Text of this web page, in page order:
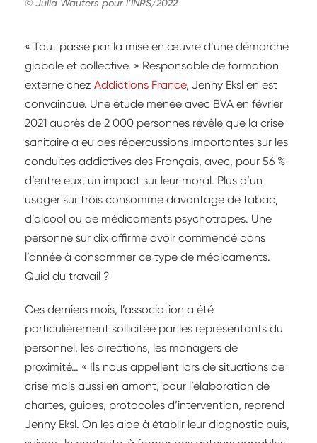
© Julia Wauters pour l’INRS/2022
« Tout passe par la mise en œuvre d’une démarche
globale et collective. » Responsable de formation
externe chez Addictions France, Jenny Eksl en est
convaincue. Une étude menée avec BVA en février
2021 auprès de 2 000 personnes révèle que la crise
sanitaire a eu des répercussions importantes sur les
conduites addictives des Français, avec, pour 56 %
d’entre eux, un impact sur leur moral. Plus d’un
usager sur trois consomme davantage de tabac,
d’alcool ou de médicaments psychotropes. Une
personne sur dix affirme avoir commencé dans
l’année à consommer ce type de médicaments.
Quid du travail ?
Ces derniers mois, l’association a été
particulièrement sollicitée par les représentants du
personnel, les directions, les managers de
proximité… « Ils nous appellent lors de situations de
crise mais aussi en amont, pour l’élaboration de
chartes, guides, protocoles d’intervention, reprend
Jenny Eksl. On les aide à établir leur diagnostic puis,